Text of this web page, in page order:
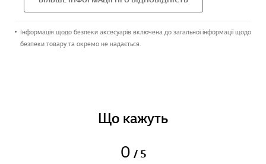
Інформація щодо безпеки аксесуарів включена до загальної інформації щодо
безпеки товару та окремо не надається.
Що кажуть
0 / 5